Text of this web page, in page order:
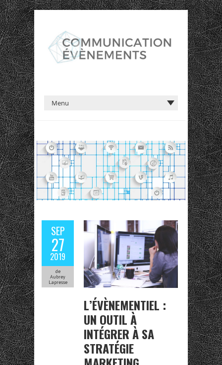
SEP
27
2019
de
Aubrey
Lapresse
L’ÉVÈNEMENTIEL :
UN OUTIL À
INTÉGRER À SA
STRATÉGIE